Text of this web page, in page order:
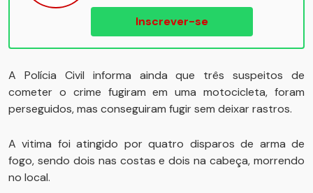
Inscrever-se
A Polícia Civil informa ainda que três suspeitos de
cometer o crime fugiram em uma motocicleta, foram
perseguidos, mas conseguiram fugir sem deixar rastros.
A vitima foi atingido por quatro disparos de arma de
fogo, sendo dois nas costas e dois na cabeça, morrendo
no local.